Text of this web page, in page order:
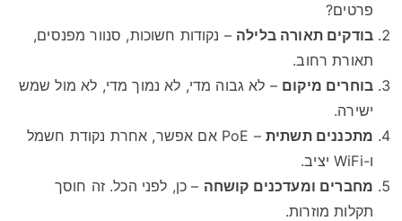
פרטים?
בודקים תאורה בלילה – נקודות חשוכות, סנוור מפנסים,
תאורת רחוב.
בוחרים מיקום – לא גבוה מדי, לא נמוך מדי, לא מול שמש
ישירה.
מתכננים תשתית
– PoE אם אפשר, אחרת נקודת חשמל
ו-WiFi יציב.
מחברים ומעדכנים קושחה – כן, לפני הכל. זה חוסך
תקלות מוזרות.